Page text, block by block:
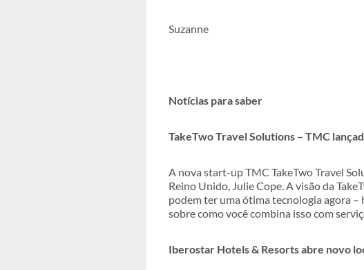
Suzanne
Notícias para saber
TakeTwo Travel Solutions – TMC
A nova start-up TMC TakeTwo Travel
Reino Unido, Julie Cope. A visão da
podem ter uma ótima tecnologia agora –
sobre como você combina isso com
Iberostar Hotels & Resorts abre novo